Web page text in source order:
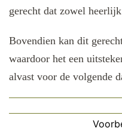
gerecht dat zowel
Bovendien kan dit
waardoor het een
alvast voor de volgende